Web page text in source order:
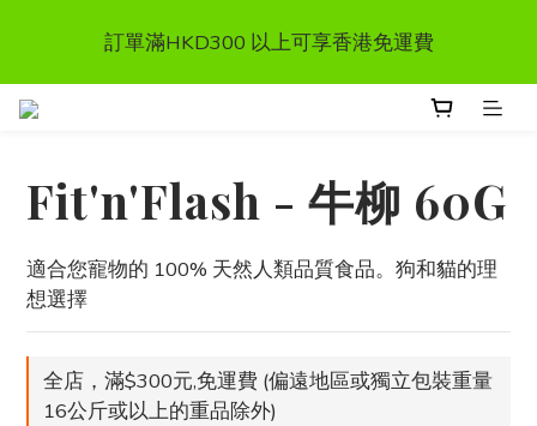
首次惠顧送$50 購物金  * (第二張訂單可享用, 不可與其
他優惠同時使用）
訂單滿HKD300 以上可享香港免運費
首次惠顧送$50 購物金  * (第二張訂單可享用, 不可與其
Fit'n'Flash - 牛柳 60G
適合您寵物的 100% 天然人類品質食品。狗和貓的理
想選擇
全店，滿$300元,免運費 (偏遠地區或獨立包裝重量
16公斤或以上的重品除外)